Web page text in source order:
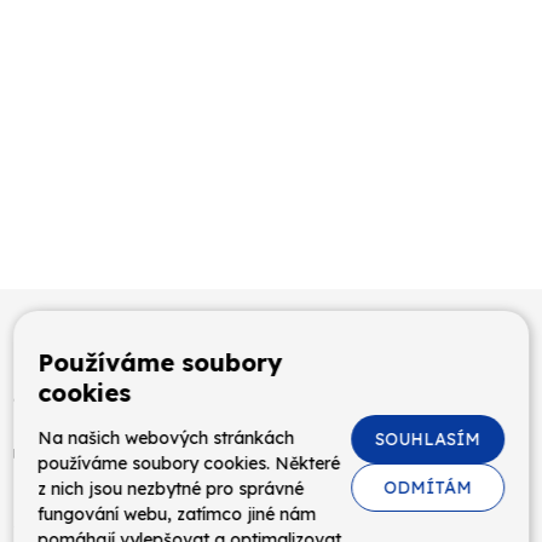
Pořadatelé
Používáme soubory
cookies
Na našich webových stránkách
používáme soubory cookies. Některé
z nich jsou nezbytné pro správné
fungování webu, zatímco jiné nám
SOUHLASÍM
ODMÍTÁM